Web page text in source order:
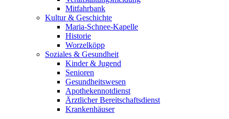
Mitfahrbank
Kultur & Geschichte
Maria-Schnee-Kapelle
Historie
Worzelköpp
Soziales & Gesundheit
Kinder & Jugend
Senioren
Gesundheitswesen
Apothekennotdienst
Ärztlicher Bereitschaftsdienst
Krankenhäuser